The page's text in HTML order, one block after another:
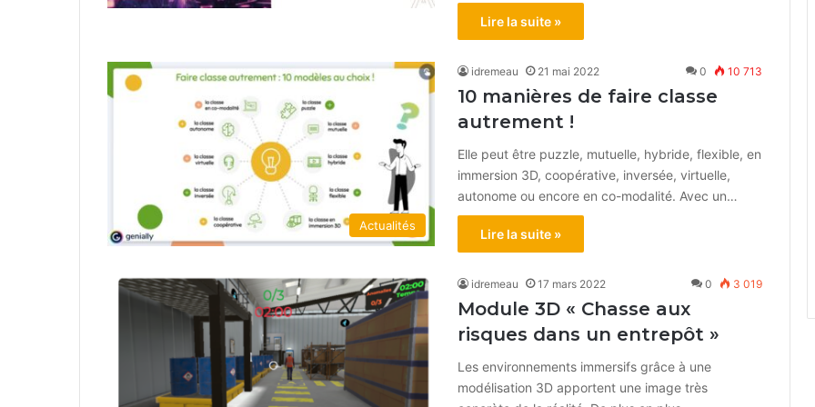
Lire la suite »
Actualités
idremeau 21 mai 2022 0 10 713
10 manières de faire classe
autrement !
Elle peut être puzzle, mutuelle, hybride, flexible, en
immersion 3D, coopérative, inversée, virtuelle,
autonome ou encore en co-modalité. Avec un…
Lire la suite »
idremeau 17 mars 2022 0 3 019
Module 3D « Chasse aux
risques dans un entrepôt »
Les environnements immersifs grâce à une
modélisation 3D apportent une image très